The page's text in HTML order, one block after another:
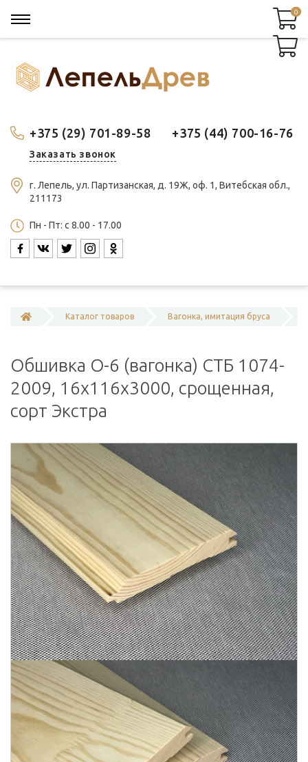
+375 (29) 701-89-58 +375 (44) 700-16-76
Заказать звонок
г. Лепель, ул. Партизанская, д. 19Ж, оф. 1, Витебская обл.,
211173
Пн - Пт: c 8.00 - 17.00
0
0
Каталог товаров Вагонка, имитация бруса
Обшивка О-6 (вагонка) СТБ 1074-
2009, 16х116х3000, срощенная,
сорт Экстра